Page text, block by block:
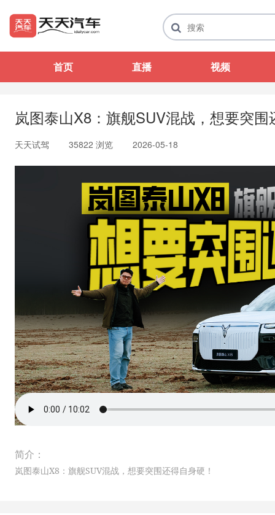
首页 直播 视频
岚图泰山X8：旗舰SUV混战，想要突
天天试驾 35822 浏览 2026-05-18
简介：
岚图泰山X8：旗舰SUV混战，想要突围还得自身硬！